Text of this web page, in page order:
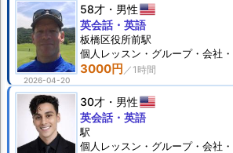
2026-04-20
58才 男性
3000円
英会話・英語
板橋区役所前駅
個人 レッスン ・グループ・会社
30才 男性
英会話・英語
駅
個人 レッスン ・グループ・会社